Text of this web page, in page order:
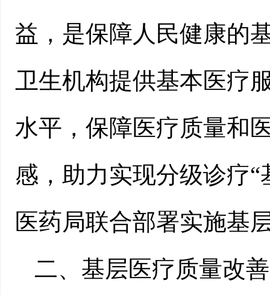
益，是保障人民健康的
卫生机构提供基本医疗
水平，保障医疗质量和
感，助力实现分级诊疗
医药局联合部署实施基
二、基层医疗质量改